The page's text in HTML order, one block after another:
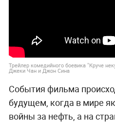
Трейлер комедийного боевика "Круче
Джеки Чан и Джон Сина
События фильма
будущем, когда в мире
войны за нефть, а на